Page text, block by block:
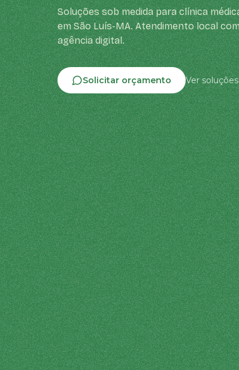
Soluções sob medida para clínica
em São Luís-MA. Atendimento local
agência digital.
Solicitar orçamento Ver soluções